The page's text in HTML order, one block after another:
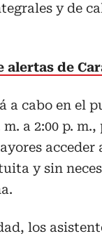
y de
alertas de
a cabo en el
m. a 2:00 p.
y sin
los